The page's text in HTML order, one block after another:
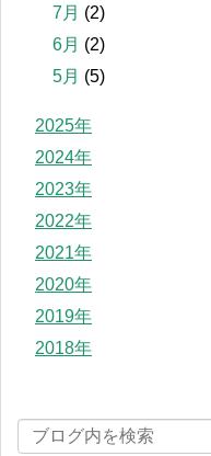
7月 (2)
6月 (2)
5月 (5)
2025年
2024年
2023年
2022年
2021年
2020年
2019年
2018年